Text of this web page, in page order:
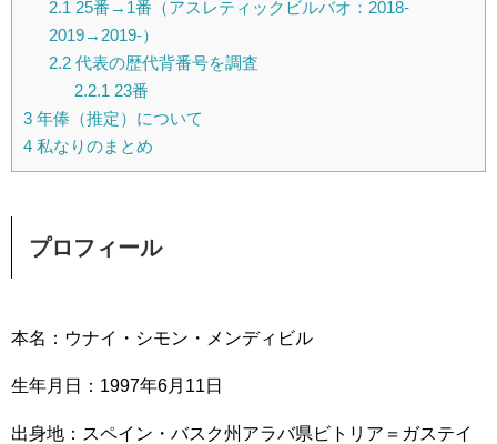
2.1 25番→1番（アスレティックビルバオ：2018-
2019→2019-）
2.2代表の歴代背番号を調査
2.2.1 23番
3 年俸（推定）について
4 私なりのまとめ
プロフィール
本名：ウナイ・シモン・メンディビル
生年月日：1997年6月11日
出身地：スペイン・バスク州アラバ県ビトリア＝ガステイ